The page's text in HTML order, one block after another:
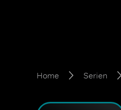
Home Serien